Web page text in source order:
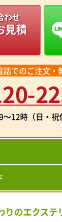
わせ
見積
話でのご注文・
～12時（日・祝
りのエクステ